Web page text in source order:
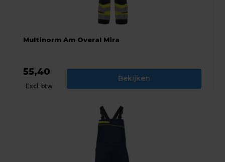
Multinorm Am Overal Mira
55,40
Excl. btw
Bekijken